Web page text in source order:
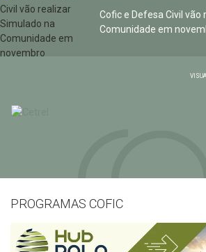
Cofic e Defesa Civil vão
Comunidade em
PROGRAMAS COFIC